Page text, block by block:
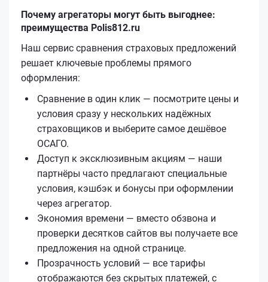
Почему агрегаторы могут быть выгоднее:
преимущества Polis812.ru
Наш сервис сравнения страховых предложений
решает ключевые проблемы прямого
оформления:
Сравнение в один клик — посмотрите цены и
условия сразу у нескольких надёжных
страховщиков и выберите самое дешёвое
ОСАГО.
Доступ к эксклюзивным акциям — наши
партнёры часто предлагают специальные
условия, кэшбэк и бонусы при оформлении
через агрегатор.
Экономия времени — вместо обзвона и
проверки десятков сайтов вы получаете все
предложения на одной странице.
Прозрачность условий — все тарифы
отображаются без скрытых платежей, с